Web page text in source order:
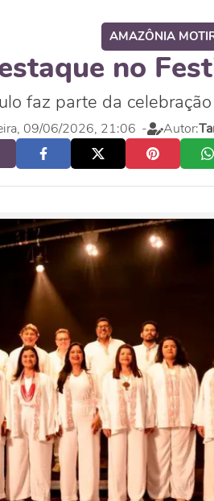
AMAZÔNIA
no
faz parte da
09/06/2026, 21:06 - Autor: